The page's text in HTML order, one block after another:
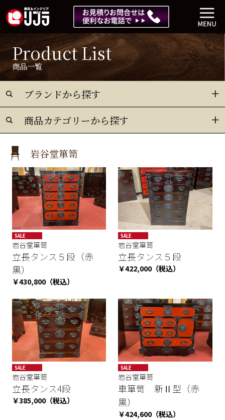
Product List
商品一覧
ブランドから探す
商品カテゴリーから探す
岩谷堂箪笥
SALE
岩谷堂箪笥
立長タンス５段（赤
黒）
￥430,800（税込）
SALE
岩谷堂箪笥
立長タンス５段
￥422,000（税込）
SALE
岩谷堂箪笥
立長タンス4段
￥385,000（税込）
SALE
岩谷堂箪笥
車箪笥 新Ⅱ型（赤
黒）
￥424,600（税込）